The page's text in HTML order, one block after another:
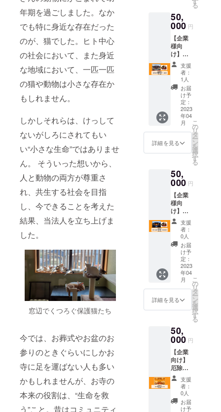
年期を過ごしました。なか
でも特に身近な存在だった
のが、猫でした。ヒト中心
の社会において、また身近
な地域において、一匹一匹
の猫や動物は小さな存在か
もしれません。
しかしそれらは、けっして
ないがしろにされてもい
い“小さな生命”ではありませ
ん。 そういった想いから、
人と動物の両方が尊重さ
れ、共生する社会を目指
し、今できることを考えた
結果、当法人を立ち上げま
した。
窓辺でくつろぐ保護猫たち
今では、お葬式やお盆のお
参りのときぐらいにしかお
寺に足を運ばない人も多い
かもしれませんが、お寺の
本来の役割は、“生命を救
う”こと。昔はコミュニティ
い
めの戦
略的な
LINE公
式アカ
ウント
の初回
設定や
クリエ
イティ
ブをご
用意い
たしま
す。更
に、何
をどの
くらい
どのよ
運用ア
ドバイ
スもオ
ンライ
ンにて
実施し
ます。
※BtoC
ビジネ
スオー
ナーが
対象で
す。" ※
詳細の
やりと
りにつ
いては
ただき
ます。
※流れイ
メー
ジ：ヒ
アリン
グ➔企
画・設
計➔ご
提案➔
デザイ
る
50,
000 円
【企業
様向
け】お
堂で日
帰り研
修10人
まで
（昼食
つき）
こちね
この活
動を行
なって
いる本
円寺本
堂を研
とし
て。
2023年
の研修
にいか
がで
しょう
か。 ※
こちね
こ代表
でもあ
る住職
のもと
色々な
修行体
験もし
ていた
間に精
進料理
をゆっ
くり味
わって
みてく
ださ
い。 ※
日時・
人数等
詳細は
支援
者：
1人
お届
け予
定：
2023
年04
月
詳細を見る
こ
の
リ
タ
ー
ン
を
選
択
す
る
50,
000 円
【企業
様向
け】お
堂で１
泊研修5
人まで
（お
昼、
夜、朝
食付
き） お
寺での
修行体
験を通
じて個
人の成
じ組織
の安
定・成
長を促
す目的
です。
こちね
この活
動を行
なって
いる本
支援
者：
0人
お届
け予
定：
2023
年04
月
詳細を見る
こ
の
リ
タ
ー
ン
を
選
択
す
る
50,
000 円
【企業
向け】
厄除け
祈願・
占いを
いたし
ます
（所要
支援
者：
0人
お届
け予